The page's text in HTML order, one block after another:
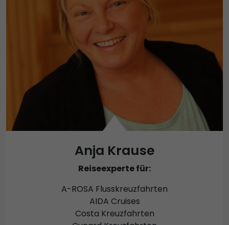
Anja Krause
Reiseexperte für:
A-ROSA Flusskreuzfahrten
AIDA Cruises
Costa Kreuzfahrten